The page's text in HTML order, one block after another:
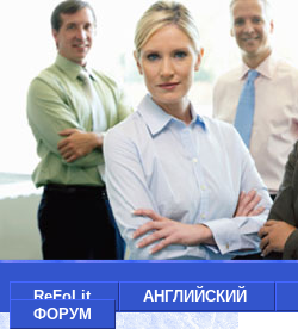
ReFoLit
АНГЛИЙСКИЙ
ФОРУМ